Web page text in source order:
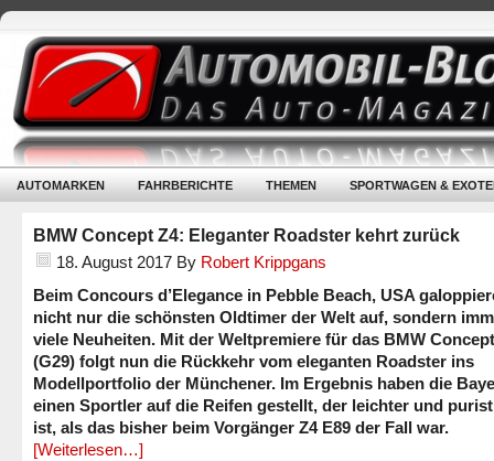
AUTOMARKEN FAHRBERICHTE THEMEN SPORTWAGEN &
BMW Concept Z4: Eleganter Roadster kehrt zurück
18. August 2017 By Robert Krippgans
Beim Concours d’Elegance in Pebble Beach, USA
nicht nur die schönsten Oldtimer der Welt auf, sondern
viele Neuheiten. Mit der Weltpremiere für das BMW
(G29) folgt nun die Rückkehr vom eleganten Roadster ins
Modellportfolio der Münchener. Im Ergebnis haben die
einen Sportler auf die Reifen gestellt, der leichter und
ist, als das bisher beim Vorgänger Z4 E89 der Fall war.
[Weiterlesen…]